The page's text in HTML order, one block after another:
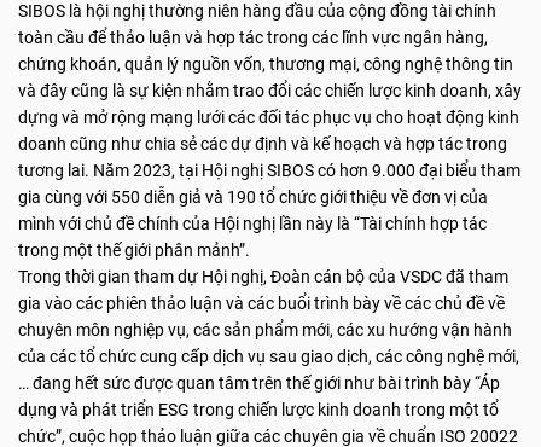
SIBOS là hội nghị thường niên hàng đầu của cộng đồng tài chính
toàn cầu để thảo luận và hợp tác trong các lĩnh vực ngân hàng,
chứng khoán, quản lý nguồn vốn, thương mại, công nghệ thông tin
và đây cũng là sự kiện nhằm trao đổi các chiến lược kinh doanh, xây
dựng và mở rộng mạng lưới các đối tác phục vụ cho hoạt động kinh
doanh cũng như chia sẻ các dự định và kế hoạch và hợp tác trong
tương lai. Năm 2023, tại Hội nghị SIBOS có hơn 9.000 đại biểu tham
gia cùng với 550 diễn giả và 190 tổ chức giới thiệu về đơn vị của
mình với chủ đề chính của Hội nghị lần này là “Tài chính hợp tác
trong một thế giới phân mảnh”.
Trong thời gian tham dự Hội nghị, Đoàn cán bộ của VSDC đã tham
gia vào các phiên thảo luận và các buổi trình bày về các chủ đề về
chuyên môn nghiệp vụ, các sản phẩm mới, các xu hướng vận hành
của các tổ chức cung cấp dịch vụ sau giao dịch, các công nghệ mới,
… đang hết sức được quan tâm trên thế giới như bài trình bày “Áp
dụng và phát triển ESG trong chiến lược kinh doanh trong một tổ
chức”, cuộc họp thảo luận giữa các chuyên gia về chuẩn ISO 20022